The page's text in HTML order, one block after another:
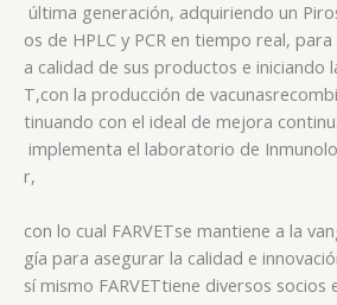
última generación, adquiriendo un
os de HPLC y PCR en tiempo real,
a calidad de sus productos e iniciando
T,con la producción de
tinuando con el ideal de mejora
implementa el laboratorio de
r,
con lo cual FARVETse mantiene a la
gía para asegurar la calidad e
sí mismo FARVETtiene diversos socios